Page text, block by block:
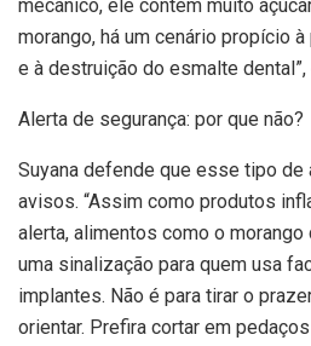
mecânico, ele contém muito
morango, há um cenário propício
e à destruição do esmalte dental”,
Alerta de segurança: por que não?
Suyana defende que esse tipo de
avisos. “Assim como produtos
alerta, alimentos como o
uma sinalização para quem usa
implantes. Não é para tirar o
orientar. Prefira cortar em